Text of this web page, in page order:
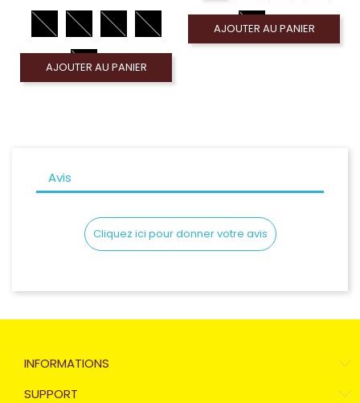
AJOUTER AU PANIER
AJOUTER AU PANIER
Avis
Cliquez ici pour donner votre avis
INFORMATIONS
SUPPORT